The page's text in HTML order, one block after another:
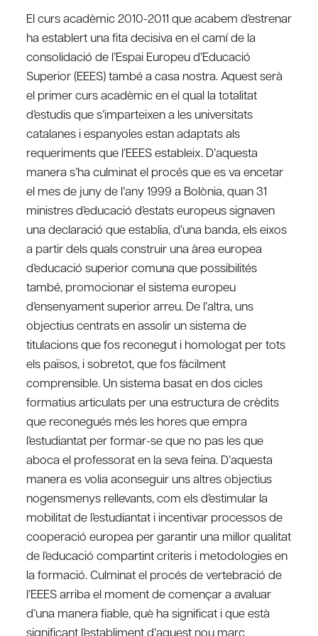
El curs acadèmic 2010-2011 que acabem d’estrenar
ha establert una fita decisiva en el camí de la
consolidació de l’Espai Europeu d’Educació
Superior (EEES) també a casa nostra. Aquest serà
el primer curs acadèmic en el qual la totalitat
d’estudis que s’imparteixen a les universitats
catalanes i espanyoles estan adaptats als
requeriments que l’EEES estableix. D’aquesta
manera s’ha culminat el procés que es va encetar
el mes de juny de l’any 1999 a Bolònia, quan 31
ministres d’educació d’estats europeus signaven
una declaració que establia, d’una banda, els eixos
a partir dels quals construir una àrea europea
d’educació superior comuna que possibilités
també, promocionar el sistema europeu
d’ensenyament superior arreu. De l’altra, uns
objectius centrats en assolir un sistema de
titulacions que fos reconegut i homologat per tots
els països, i sobretot, que fos fàcilment
comprensible. Un sistema basat en dos cicles
formatius articulats per una estructura de crèdits
que reconegués més les hores que empra
l’estudiantat per formar-se que no pas les que
aboca el professorat en la seva feina. D’aquesta
manera es volia aconseguir uns altres objectius
nogensmenys rellevants, com els d’estimular la
mobilitat de l’estudiantat i incentivar processos de
cooperació europea per garantir una millor qualitat
de l’educació compartint criteris i metodologies en
la formació. Culminat el procés de vertebració de
l’EEES arriba el moment de començar a avaluar
d’una manera fiable, què ha significat i que està
significant l’establiment d’aquest nou marc